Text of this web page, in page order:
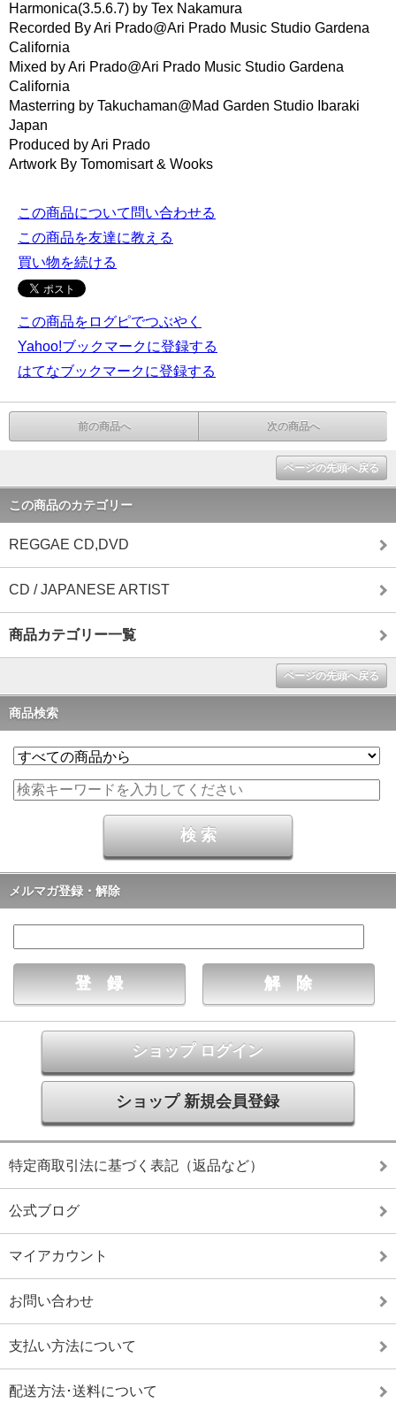
Harmonica(3.5.6.7) by Tex Nakamura
Recorded By Ari Prado@Ari Prado Music Studio Gardena
California
Mixed by Ari Prado@Ari Prado Music Studio Gardena
California
Masterring by Takuchaman@Mad Garden Studio Ibaraki
Japan
Produced by Ari Prado
Artwork By Tomomisart & Wooks
この商品について問い合わせる
この商品を友達に教える
買い物を続ける
この商品をログピでつぶやく
Yahoo!ブックマークに登録する
はてなブックマークに登録する
前の商品へ 次の商品へ
ページの先頭へ戻る
この商品のカテゴリー
REGGAE CD,DVD
CD / JAPANESE ARTIST
商品カテゴリー一覧
ページの先頭へ戻る
商品検索
メルマガ登録・解除
ショップ ログイン
ショップ 新規会員登録
特定商取引法に基づく表記（返品など）
公式ブログ
マイアカウント
お問い合わせ
支払い方法について
配送方法･送料について